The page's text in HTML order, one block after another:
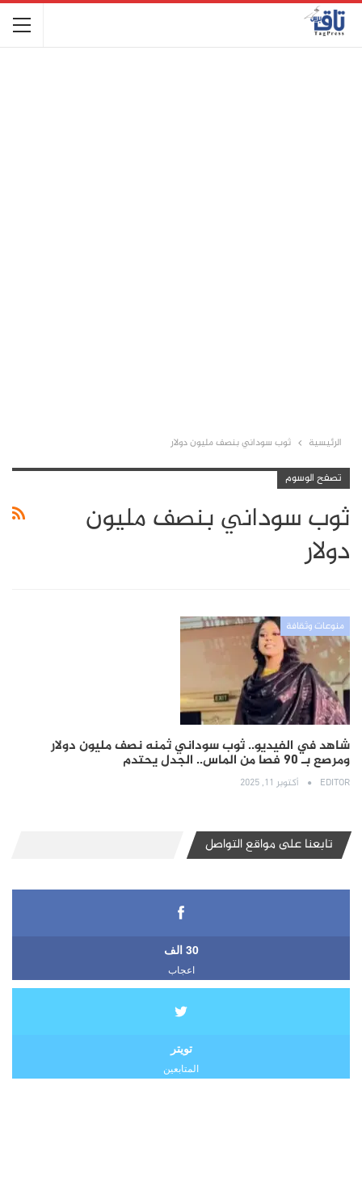
الرئيسية ثوب سوداني بنصف مليون دولار
تصفح الوسوم
ثوب سوداني بنصف مليون
دولار
منوعات وثقافة
شاهد في الفيديو.. ثوب سوداني ثمنه نصف مليون دولار
ومرصع بـ 90 فصا من الماس.. الجدل يحتدم
EDITOR أكتوبر 11, 2025
تابعنا على مواقع التواصل
30 الف
اعجاب
تويتر
المتابعين